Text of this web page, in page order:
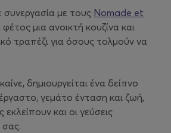
με τους Nomade et
φέτος μια ανοικτή κουζίνα και
τραπέζι για όσους τολμούν να
δημιουργείται ένα δείπνο
γεμάτο ένταση και ζωή,
και οι γεύσεις
σας.